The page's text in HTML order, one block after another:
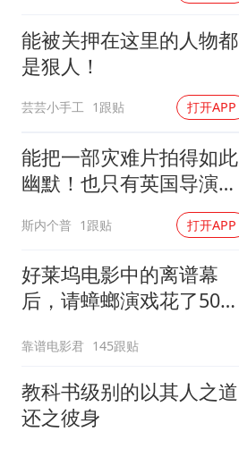
能被关押在这里的人物都
是狠人！
芸芸小手工 1跟贴 打开APP
能把一部灾难片拍得如此
幽默！也只有英国导演才
斯内个普 1跟贴 打开APP
好莱坞电影中的离谱幕
后，请蟑螂演戏花了50万
靠谱电影君 145跟贴
教科书级别的以其人之道
还之彼身